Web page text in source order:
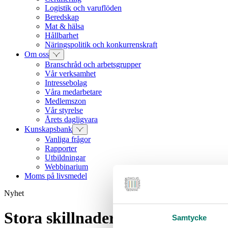
Samtycke
Logistik och varuflöden
Beredskap
Mat & hälsa
Hållbarhet
Näringspolitik och konkurrenskraft
Om oss
Branschråd och arbetsgrupper
Vår verksamhet
Intressebolag
Våra medarbetare
Medlemszon
Vår styrelse
Årets dagligvara
Kunskapsbank
Vanliga frågor
Rapporter
Utbildningar
Webbinarium
Moms på livsmedel
Nyhet
Stora skillnader i vad